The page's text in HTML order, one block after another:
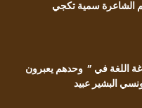
الشاعرة سمية تكجي
اللغة في ” وحدهم يعبرون
البشير عبيد